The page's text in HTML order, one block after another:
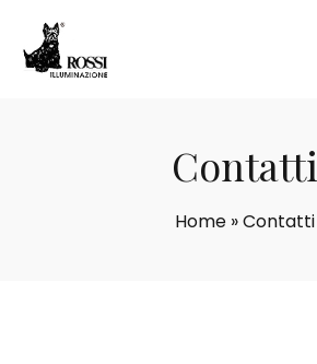
Contatti
Home »Contatti